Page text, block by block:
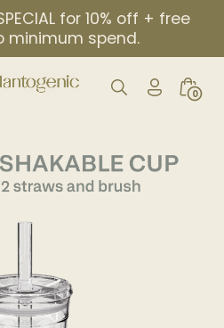
for 10% off + free
minimum spend.
Search My
Account
0